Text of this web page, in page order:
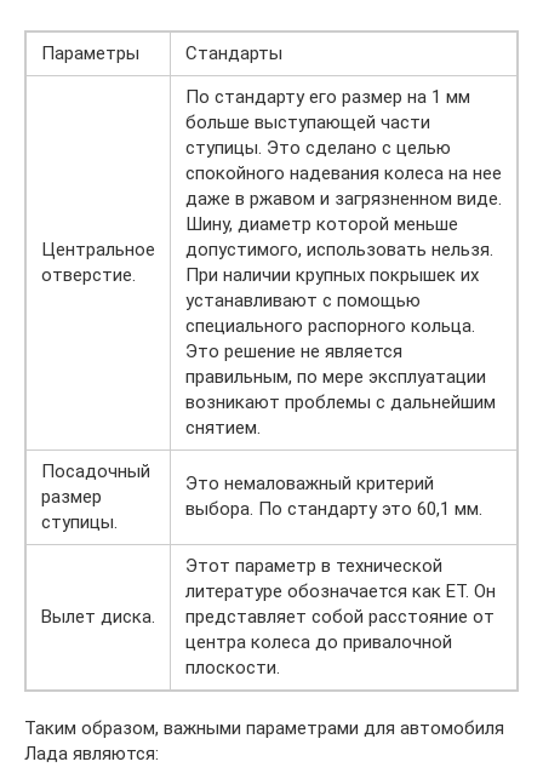
Параметры Стандарты
Центральное
отверстие.
По стандарту его размер на 1 мм
больше выступающей части
ступицы. Это сделано с целью
спокойного надевания колеса на нее
даже в ржавом и загрязненном виде.
Шину, диаметр которой меньше
допустимого, использовать нельзя.
При наличии крупных покрышек их
устанавливают с помощью
специального распорного кольца.
Это решение не является
правильным, по мере эксплуатации
возникают проблемы с дальнейшим
снятием.
Посадочный
размер
ступицы.
Это немаловажный критерий
выбора. По стандарту это 60,1 мм.
Вылет диска.
Этот параметр в технической
литературе обозначается как ЕТ. Он
представляет собой расстояние от
центра колеса до привалочной
плоскости.
Таким образом, важными параметрами для автомобиля
Лада являются: